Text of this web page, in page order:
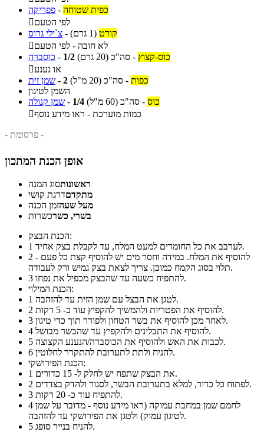
פפריקה - כפית שטוחה
לפי הטעם
צ`ילי גרוס - קורט (1 גרם)
לא חובה - לפי הטעם
כוסברה - 1/2 כוס-קצוץ - סה"כ (20 גרם)
או נענע
שמן זית - 2 כפות - סה"כ (20 מ"ל)
השמן לטיגון
שמן קנולה - 1/4 כוס - סה"כ (60 מ"ל)
כמות מוערכת - ראו מידע נוסף
- פרסומת -
אופן הכנת המתכון
ראשונותסוג המנה
מתקדםדרגת קושי
מעל שעהזמן הכנה
בשרי, כשרכשרות
הכנת הבצק:
1
לערבב את כל החומרים למעט המלח, עד לקבלת בצק אחיד.
2
תלוי בסוג הקמח כמובן. צריך לצאת בצק גמיש ורק לעבודה.
3
להתפיח כשעה עד שהבצק מכפיל את נפחו.
הכנת המילוי:
1
לטגן את הבצל עם שמן הזית עד להזהבה.
2
להוסיף את הפטריות ולהמשיך להקפיץ עוד כ- 5 דקות.
3
לאחר מכן להוסיף את בשר הטחון ולפורר תוך כדי טיגון.
4
להוסיף את התבלינים ולהקפיץ עד שהבשר מבושל.
5
לכבות את האש ולהוסיף את הכוסברה/הנענע הקצוצה.
6
להניח ולתת לתערובת להתקרר לחלוטין.
הכנת הפירושקי:
1
את הבצק שתפח יש לחלק ל- 15 כדורים.
2
לפתוח כל כדור, למלא בתערובת הבשר, לסגור ולהדק בצדדים.
3
להתפיח עוד כ- 20 דקות.
4
לטיגון עמוק) ולטגן את הפירושקי עד להזהבה.
5
להניח בנייר סופג.